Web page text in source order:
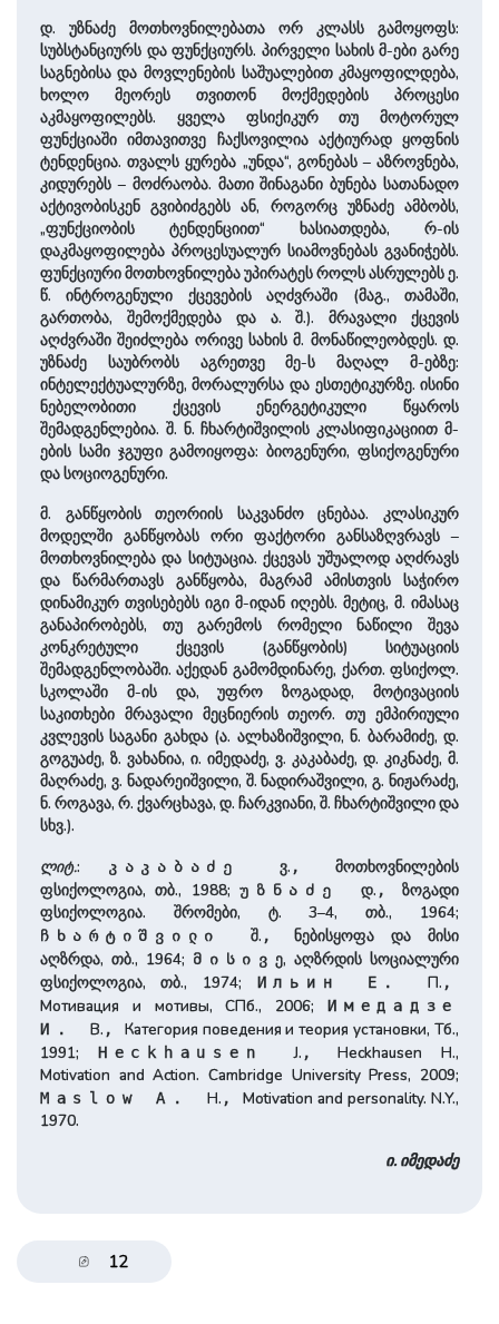
დ. უზნაძე მოთხოვნილებათა ორ კლასს გამოყოფს:
სუბსტანციურს და ფუნქციურს. პირველი სახის მ-ები გარე
საგნებისა და მოვლენების საშუალებით კმაყოფილდება,
ხოლო მეორეს თვითონ მოქმედების პროცესი
აკმაყოფილებს. ყველა ფსიქიკურ თუ მოტორულ
ფუნქციაში იმთავითვე ჩაქსოვილია აქტიურად ყოფნის
ტენდენცია. თვალს ყურება „უნდა“, გონებას – აზროვნება,
კიდურებს – მოძრაობა. მათი შინაგანი ბუნება სათანადო
აქტივობისკენ გვიბიძგებს ან, როგორც უზნაძე ამბობს,
„ფუნქციობის ტენდენციით“ ხასიათდება, რ-ის
დაკმაყოფილება პროცესუალურ სიამოვნებას გვანიჭებს.
ფუნქციური მოთხოვნილება უპირატეს როლს ასრულებს ე.
წ. ინტროგენული ქცევების აღძვრაში (მაგ., თამაში,
გართობა, შემოქმედება და ა. შ.). მრავალი ქცევის
აღძვრაში შეიძლება ორივე სახის მ. მონაწილეობდეს. დ.
უზნაძე საუბრობს აგრეთვე მე-ს მაღალ მ-ებზე:
ინტელექტუალურზე, მორალურსა და ესთეტიკურზე. ისინი
ნებელობითი ქცევის ენერგეტიკული წყაროს
შემადგენლებია. შ. ნ. ჩხარტიშვილის კლასიფიკაციით მ-
ების სამი ჯგუფი გამოიყოფა: ბიოგენური, ფსიქოგენური
და სოციოგენური.
მ. განწყობის თეორიის საკვანძო ცნებაა. კლასიკურ
მოდელში განწყობას ორი ფაქტორი განსაზღვრავს –
მოთხოვნილება და სიტუაცია. ქცევას უშუალოდ აღძრავს
და წარმართავს განწყობა, მაგრამ ამისთვის საჭირო
დინამიკურ თვისებებს იგი მ-იდან იღებს. მეტიც, მ. იმასაც
განაპირობებს, თუ გარემოს რომელი ნაწილი შევა
კონკრეტული ქცევის (განწყობის) სიტუაციის
შემადგენლობაში. აქედან გამომდინარე, ქართ. ფსიქოლ.
სკოლაში მ-ის და, უფრო ზოგადად, მოტივაციის
საკითხები მრავალი მეცნიერის თეორ. თუ ემპირიული
კვლევის საგანი გახდა (ა. ალხაზიშვილი, ნ. ბარამიძე, დ.
გოგუაძე, ზ. ვახანია, ი. იმედაძე, ვ. კაკაბაძე, დ. კიკნაძე, მ.
მაღრაძე, ვ. ნადარეიშვილი, შ. ნადირაშვილი, გ. ნიჟარაძე,
ნ. როგავა, რ. ქვარცხავა, დ. ჩარკვიანი, შ. ჩხარტიშვილი და
სხვ.).
ლიტ.: კაკაბაძევ. ,
მოთხოვნილების
ფსიქოლოგია, თბ., 1988;უზნაძე დ. ,
ზოგადი
ფსიქოლოგია. შრომები, ტ. 3–4, თბ., 1964;
ჩხარტიშვილი შ. ,
ნებისყოფა და მისი
აღზრდა, თბ., 1964; მისივ ე, აღზრდის სოციალური
ფსიქოლოგია, თბ., 1974;
Ильин Е.П. ,
Мотивация и мотивы, СПб., 2006;Имедадзе
И.В. ,
Категория поведения и теория установки, Тб.,
1991; Heckhausen J. ,
Heckhausen H.,
Motivation and Action. Cambridge University Press, 2009;
Maslow A. H. ,
Motivation and personality. N.Y.,
1970.
ი. იმედაძე
12